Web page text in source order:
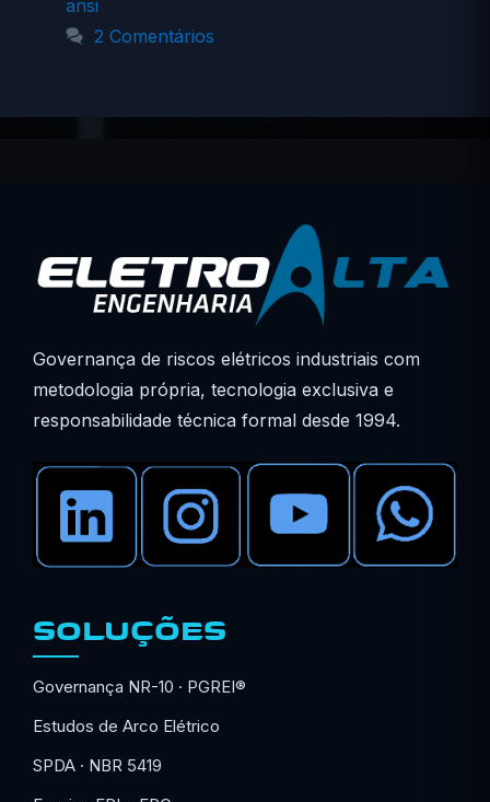
ansi
2 Comentários
Governança de riscos elétricos industriais com
metodologia própria, tecnologia exclusiva e
responsabilidade técnica formal desde 1994.
SOLUÇÕES
Governança NR-10 · PGREI®
Estudos de Arco Elétrico
SPDA · NBR 5419